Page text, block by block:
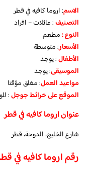
الاسم: اروما كافيه في قطر
التصنيف: عائلات – افراد
النوع :مطعم
الأسعار:متوسطة
الأطفال:يوجد
الموسيقى:يوجد
مواعيد العمل: مغلق مؤقتا
الموقع على خرائط جوجل:
عنوان اروما كافيه في قطر
شارع الخليج، الدوحة، قطر
رقم اروما كافيه في